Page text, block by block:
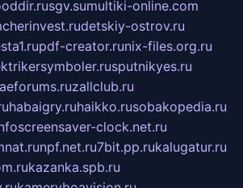
sgv.sumultiki-online.com
cherinvest.rudetskiy-ostrov.ru
pdf-creator.runix-files.org.ru
sputnikyes.ru
aeforums.ruzallclub.ru
habaigry.ruhaikko.rusobakopedia.ru
screensaver-clock.net.ru
npf.net.ru7bit.pp.rukalugatur.ru
kazanka.spb.ru